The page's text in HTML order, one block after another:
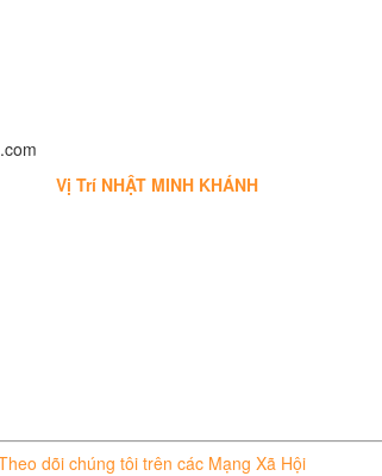
Vị Trí NHẬT MINH KHÁNH
dõi chúng tôi trên các Mạng Xã Hội